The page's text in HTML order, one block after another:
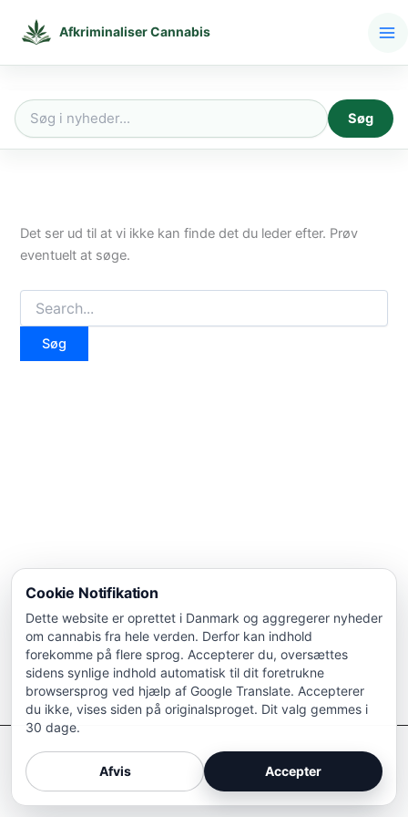
Afkriminaliser Cannabis
Søg
Søg
Det ser ud til at vi ikke kan finde det du leder efter. Prøv
eventuelt at søge.
Søg
efter:
Afkriminaliser Cannabis
Cookie Notifikation
Dette website er oprettet i Danmark og aggregerer nyheder
om cannabis fra hele verden. Derfor kan indhold
forekomme på flere sprog. Accepterer du, oversættes
sidens synlige indhold automatisk til dit foretrukne
browsersprog ved hjælp af Google Translate. Accepterer
du ikke, vises siden på originalsproget. Dit valg gemmes i
30 dage.
Afvis Accepter